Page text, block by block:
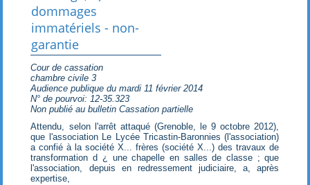
dommages
immatériels - non-
garantie
Cour de cassation
chambre civile 3
Audience publique du mardi 11 février 2014
N° de pourvoi: 12-35.323
Non publié au bulletin Cassation partielle
Attendu, selon l'arrêt attaqué (Grenoble, le 9 octobre 2012),
que l'association Le Lycée Tricastin-Baronnies (l'association)
a confié à la société X... frères (société X...) des travaux de
transformation d ¿ une chapelle en salles de classe ; que
l'association, depuis en redressement judiciaire, a, après
expertise,